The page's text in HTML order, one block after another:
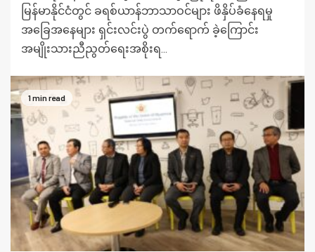
မြန်မာနိုင်ငံတွင် ခရစ်ယာန်ဘာသာဝင်များ ဖိနှိပ်ခံနေရမှု
အခြေအနေများ ရှင်းလင်းပွဲ တက်ရောက် ခဲ့ကြောင်း
အမျိုးသားညီညွတ်ရေးအစိုးရ...
1 min read